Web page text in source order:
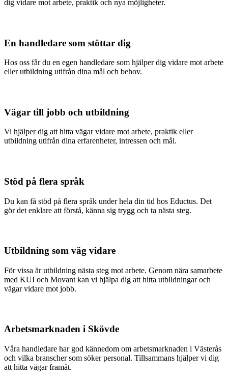
dig vidare mot arbete, praktik och nya möjligheter.
En handledare som stöttar dig
Hos oss får du en egen handledare som hjälper dig vidare mot arbete
eller utbildning utifrån dina mål och behov.
Vägar till jobb och utbildning
Vi hjälper dig att hitta vägar vidare mot arbete, praktik eller
utbildning utifrån dina erfarenheter, intressen och mål.
Stöd på flera språk
Du kan få stöd på flera språk under hela din tid hos Eductus. Det
gör det enklare att förstå, känna sig trygg och ta nästa steg.
Utbildning som väg vidare
För vissa är utbildning nästa steg mot arbete. Genom nära samarbete
med KUI och Movant kan vi hjälpa dig att hitta utbildningar och
vägar vidare mot jobb.
Arbetsmarknaden i Skövde
Våra handledare har god kännedom om arbetsmarknaden i Västerås
och vilka branscher som söker personal. Tillsammans hjälper vi dig
att hitta vägar framåt.